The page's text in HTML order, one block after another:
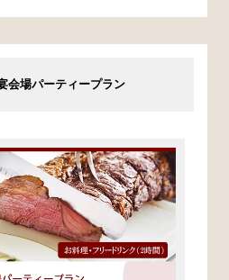
会場パーティープラン